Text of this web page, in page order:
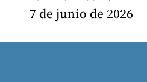
7 de junio de 2026